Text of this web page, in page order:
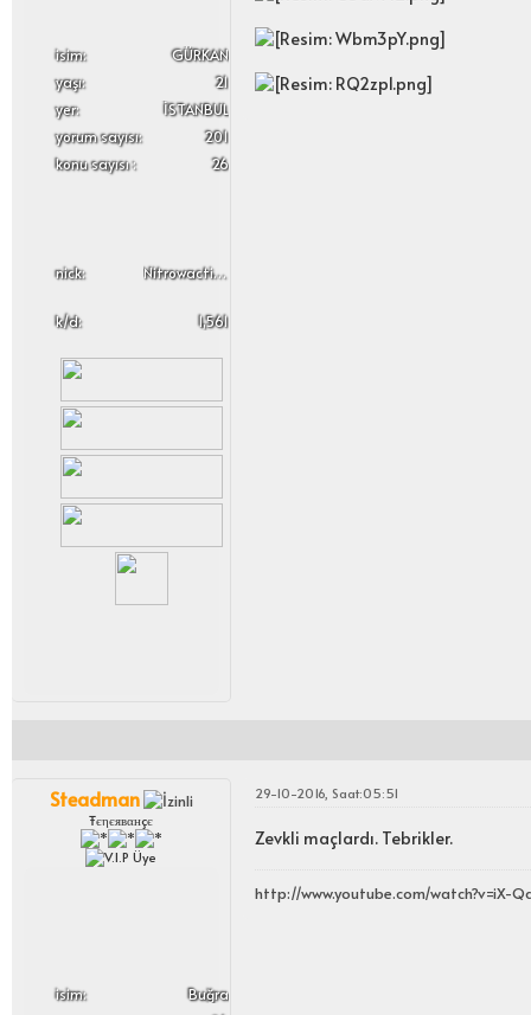
i̇sim:
GÜRKAN
yaşı:
21
yer:
İSTANBUL
yorum sayısı:
201
konu sayısı :
26
nick: Nitrowactivez
k/d: 1,561
Steadman
Ŧєηєявαнçє
i̇sim:
Buğra
29-10-2016, Saat:05:51
Zevkli maçlardı. Tebrikler.
http://www.youtube.com/watch?v=iX-